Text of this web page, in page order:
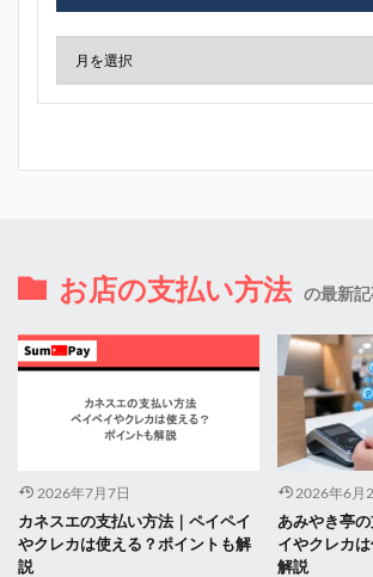
お店の支払い方法 の最新
2026年7月7日
カネスエの支払い方法｜ペイペイ
やクレカは使える？ポイントも解
説
2026年6月
あみやき亭
イやクレカ
解説